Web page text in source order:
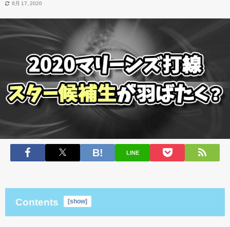
8月 17, 2020
LINE
Contents show]